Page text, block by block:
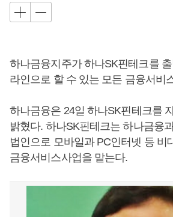
하나금융지주가 하나SK핀테크를
라인으로 할 수 있는 모든 금융서비
하나금융은 24일 하나SK핀테크를
밝혔다. 하나SK핀테크는 하나금융
법인으로 모바일과 PC인터넷 등 비
금융서비스사업을 맡는다.